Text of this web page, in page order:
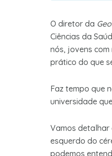
O diretor da
Ciências da
nós, jovens com
prático do que
Faz tempo que
universidade
Vamos detalhar
esquerdo do
podemos